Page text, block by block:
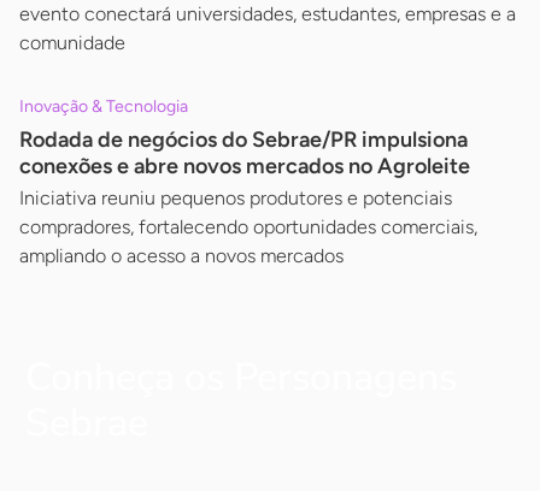
evento conectará universidades, estudantes, empresas e a
comunidade
Inovação & Tecnologia
Rodada de negócios do Sebrae/PR impulsiona
conexões e abre novos mercados no Agroleite
Iniciativa reuniu pequenos produtores e potenciais
compradores, fortalecendo oportunidades comerciais,
ampliando o acesso a novos mercados